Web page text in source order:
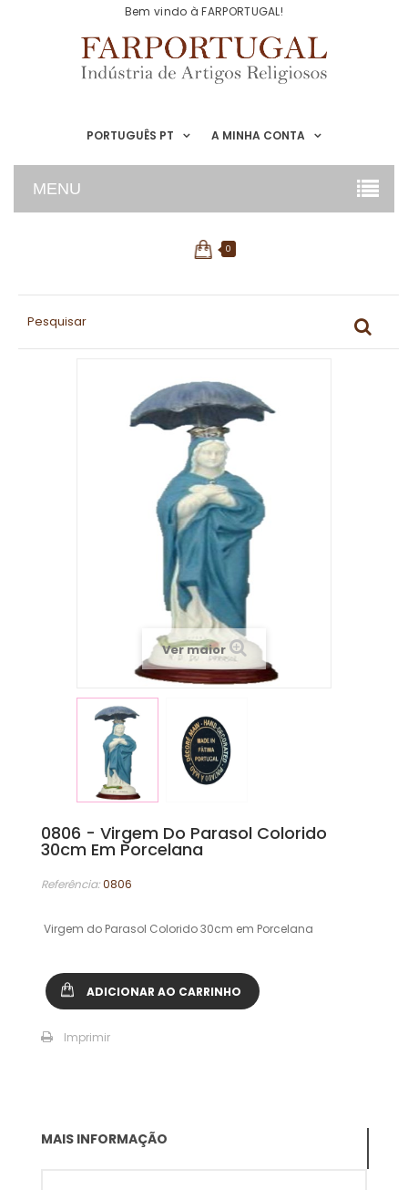
PORTUGUÊS PT
Bem vindo à FARPORTUGAL!
A MINHA CONTA
MENU
0
Ver maior
0806 - Virgem Do Parasol Colorido
30cm Em Porcelana
Referência:0806
Virgem do Parasol Colorido 30cm em Porcelana
ADICIONAR AO CARRINHO
Imprimir
MAIS INFORMAÇÃO